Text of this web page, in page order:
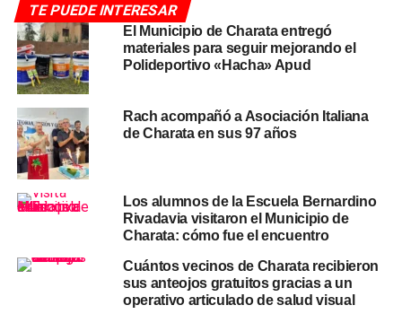
formación en música folklórica entre los vecinos de la
ciudad.
Tango Argentino Municipal
Losmartes y jueves de 20:30 a 22:00 hs, el SUM del
Paseo del Sol alberga las clases deTango Argentino
Municipal, una propuesta orientada a adultos que busca
preservar y difundir uno de los géneros más
representativos de la cultura argentina.
Escuela de Danzas Municipal y
Ballet Folklórico
TE PUEDE INTERESAR
El Municipio de Charata entregó
materiales para seguir mejorando el
Polideportivo «Hacha» Apud
Rach acompañó a Asociación Italiana
de Charata en sus 97 años
Los alumnos de la Escuela Bernardino
Rivadavia visitaron el Municipio de
Charata: cómo fue el encuentro
Cuántos vecinos de Charata recibieron
sus anteojos gratuitos gracias a un
operativo articulado de salud visual